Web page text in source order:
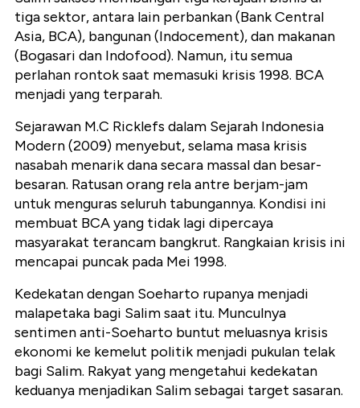
tiga sektor, antara lain perbankan (Bank Central
Asia, BCA), bangunan (Indocement), dan makanan
(Bogasari dan Indofood). Namun, itu semua
perlahan rontok saat memasuki krisis 1998. BCA
menjadi yang terparah.
Sejarawan M.C Ricklefs dalam Sejarah Indonesia
Modern (2009) menyebut, selama masa krisis
nasabah menarik dana secara massal dan besar-
besaran. Ratusan orang rela antre berjam-jam
untuk menguras seluruh tabungannya. Kondisi ini
membuat BCA yang tidak lagi dipercaya
masyarakat terancam bangkrut. Rangkaian krisis ini
mencapai puncak pada Mei 1998.
Kedekatan dengan Soeharto rupanya menjadi
malapetaka bagi Salim saat itu. Munculnya
sentimen anti-Soeharto buntut meluasnya krisis
ekonomi ke kemelut politik menjadi pukulan telak
bagi Salim. Rakyat yang mengetahui kedekatan
keduanya menjadikan Salim sebagai target sasaran.